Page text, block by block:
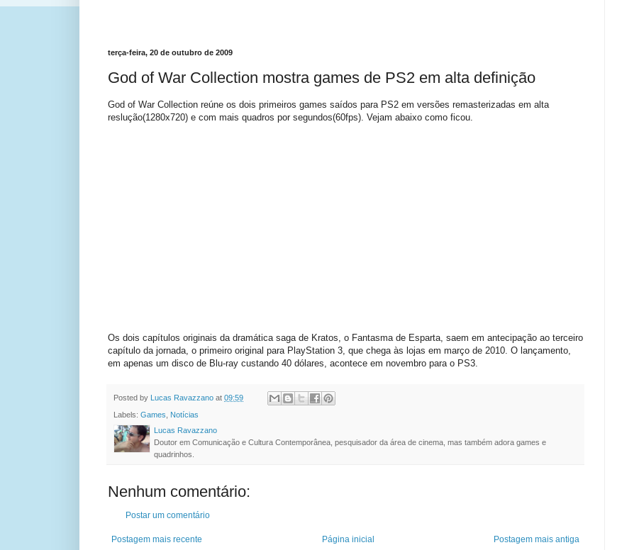
terça-feira, 20 de outubro de 2009
God of War Collection mostra games de PS2 em alta definição
God of War Collection reúne os dois primeiros games saídos para PS2 em versões remasterizadas em alta
reslução(1280x720) e com mais quadros por segundos(60fps). Vejam abaixo como ficou.
Os dois capítulos originais da dramática saga de Kratos, o Fantasma de Esparta, saem em antecipação ao terceiro
capítulo da jornada, o primeiro original para PlayStation 3, que chega às lojas em março de 2010. O lançamento,
em apenas um disco de Blu-ray custando 40 dólares, acontece em novembro para o PS3.
Posted by Lucas Ravazzano at 09:59
Labels: Games
Notícias
Lucas Ravazzano
Doutor em Comunicação e Cultura Contemporânea, pesquisador da área de cinema, mas também adora games e
quadrinhos.
Nenhum comentário:
Postar um comentário
Postagem mais recente Postagem mais antiga
Página inicial